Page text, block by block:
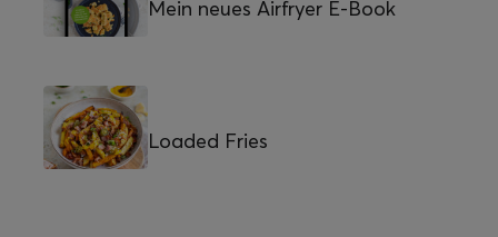
Mein neues Airfryer E-Book
Loaded Fries